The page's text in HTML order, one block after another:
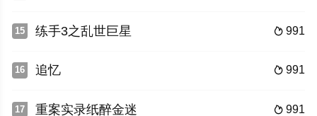
15  991
练手3之乱世巨星
16  991
追忆
17  991
重案实录纸醉金迷